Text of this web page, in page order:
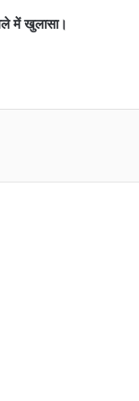
में खुलासा।